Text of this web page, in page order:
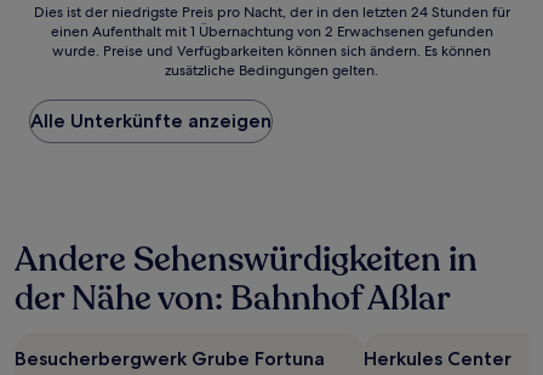
Dies
der
Preis
pro
Nacht,
24 Stunden
für
einen
1 Übernachtung
Dies ist der niedrigste Preis pro Nacht, der in den letzten 24 Stunden für
einen Aufenthalt mit 1 Übernachtung von 2 Erwachsenen gefunden
wurde. Preise und Verfügbarkeiten können sich ändern. Es können
zusätzliche Bedingungen gelten.
Alle Unterkünfte anzeigen
Andere Sehenswürdigkeiten in
der Nähe von: Bahnhof Aßlar
Besucherbergwerk Grube Fortuna Herkules Center